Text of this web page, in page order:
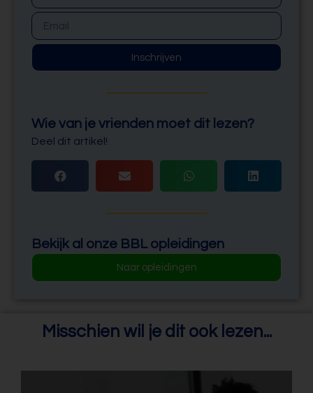
Inschrijven
Wie van je vrienden moet dit lezen?
Deel dit artikel!
Bekijk al onze BBL opleidingen
Naar opleidingen
Misschien wil je dit ook lezen...